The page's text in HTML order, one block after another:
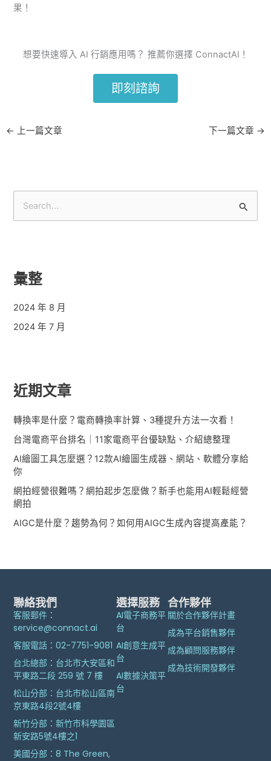
果！
想要快速導入 AI 行銷應用嗎？ 推薦你選擇 ConnactAI！
即刻諮詢
← 上一篇文章 下一篇文章 →
字
彙整
2024 年 8 月
2024 年 7 月
近期文章
轉換率是什麼？電商轉換率計算、3種提升方法一次看！
台灣電商平台排名｜11家電商平台優缺點、介紹總整理
AI繪圖工具怎麼選？12款AI繪圖生成器、網站、軟體分享給
你
網拍經營很難嗎？網拍起步怎麼做？新手也能用AI輕鬆經營
網拍
AIGC是什麼？趨勢為何？如何用AIGC生成內容提高產能？
聯絡我們
客服郵件：
service@connact.ai
客服電話：02-7751-9081
台北總部：台北市大安區和
平東路二段 259 號 7 樓
松山分部：台北市松山區南
京東路4段2號4樓
新竹分部：新竹市科學園區
新安路5號4樓之1
美國分部：8 The Green,
選擇服務
AI電子商務平
台
AI創意生成平
台
AI數據決策平
台
合作夥伴
關於合作夥伴計畫
成為平台銷售夥伴
成為顧問服務夥伴
成為技術開發夥伴